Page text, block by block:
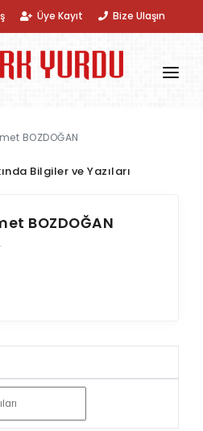
Üye Kayıt Bize Ulaşın
BOZDOĞAN
Bilgiler ve Yazıları
BOZDOĞAN